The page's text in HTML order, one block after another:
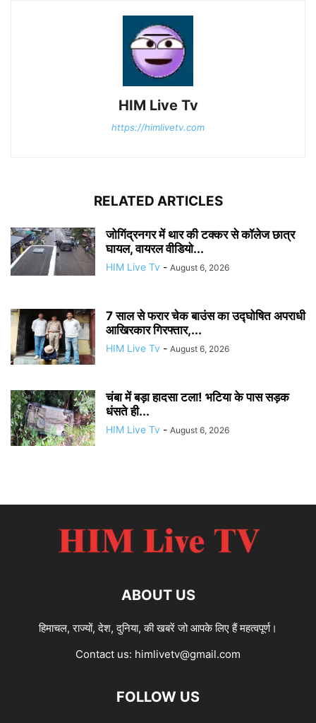
HIM Live Tv
https://himlivetv.com
RELATED ARTICLES
जोगिंद्रनगर में थार की टक्कर से कॉलेज छात्र
घायल, वायरल वीडियो...
HIM Live Tv - August 6, 2026
7 साल से फरार चेक बाउंस का उद्घोषित अपराधी
आखिरकार गिरफ्तार,...
HIM Live Tv - August 6, 2026
चंबा में बड़ा हादसा टला! भटिया के पास सड़क
धंसते ही...
HIM Live Tv - August 6, 2026
ABOUT US
हिमाचल, राज्यों, देश, दुनिया, की खबरें जो आपके लिए हैं महत्वपूर्ण।
Contact us: himlivetv@gmail.com
FOLLOW US